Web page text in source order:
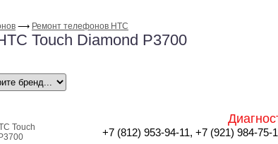
⟶ Ремонт телефонов HTC
Touch Diamond P3700
+7 (812) 953-94-11, +7 (921) 984-75-